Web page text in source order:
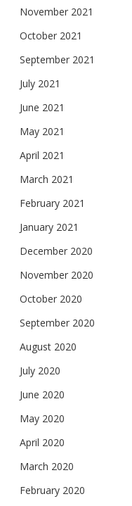
November 2021
October 2021
September 2021
July 2021
June 2021
May 2021
April 2021
March 2021
February 2021
January 2021
December 2020
November 2020
October 2020
September 2020
August 2020
July 2020
June 2020
May 2020
April 2020
March 2020
February 2020